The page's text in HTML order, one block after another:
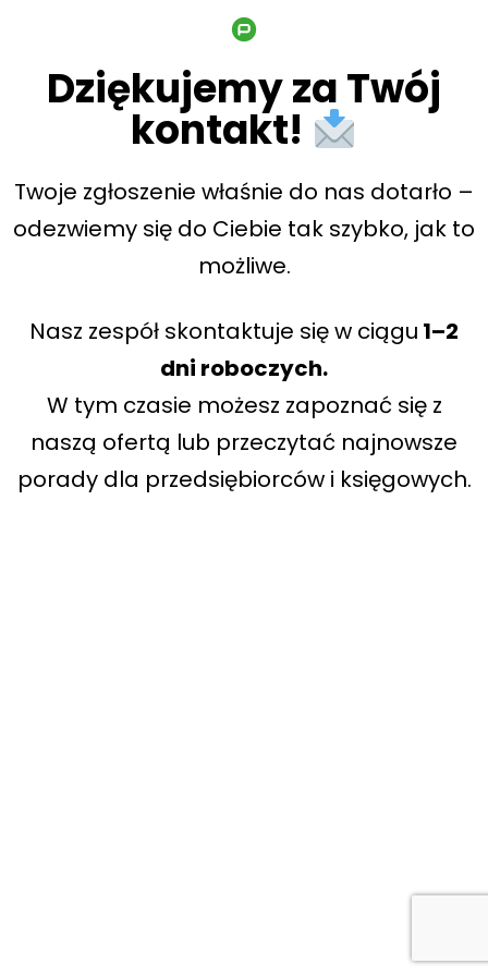
Dziękujemy za Twój
kontakt!
Twoje zgłoszenie właśnie do nas dotarło –
odezwiemy się do Ciebie tak szybko, jak to
możliwe.
Nasz zespół skontaktuje się w ciągu 1–2
dni roboczych.
W tym czasie możesz zapoznać się z
naszą ofertą lub przeczytać najnowsze
porady dla przedsiębiorców i księgowych.